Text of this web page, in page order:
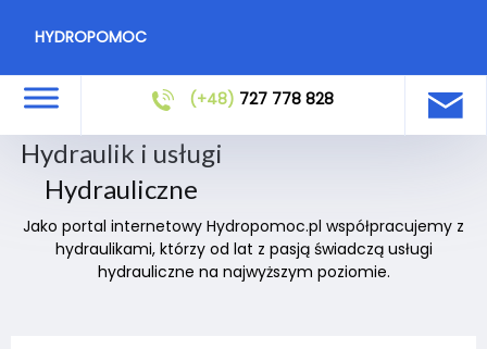
HYDROPOMOC
(+48) 727 778 828
Hydraulik i usługi
Hydrauliczne
Jako portal internetowy Hydropomoc.pl współpracujemy z
hydraulikami, którzy od lat z pasją świadczą usługi
hydrauliczne na najwyższym poziomie.